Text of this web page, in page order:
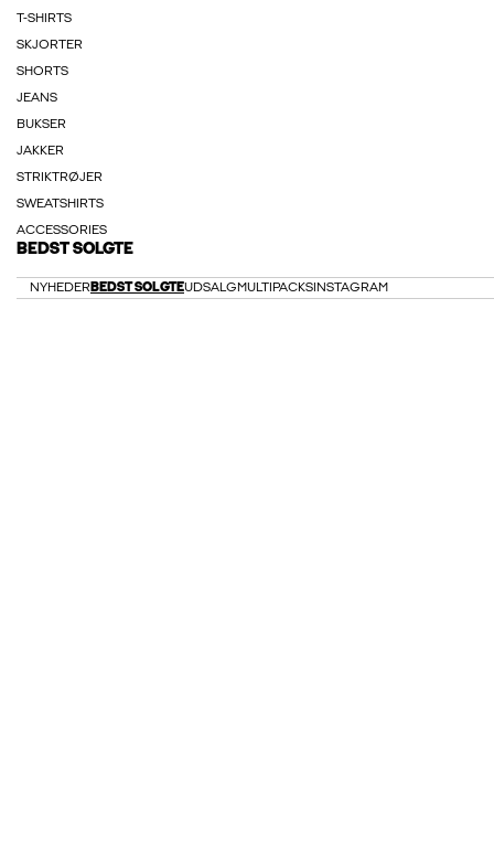
T-SHIRTS
SKJORTER
SHORTS
JEANS
BUKSER
JAKKER
STRIKTRØJER
SWEATSHIRTS
ACCESSORIES
BEDST SOLGTE
NYHEDER BEDST SOLGTEUDSALGMULTIPACKS INSTAGRAM